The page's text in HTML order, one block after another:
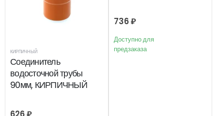
КИРПИЧНЫЙ
Соединитель
водосточной трубы
90мм, КИРПИЧНЫЙ
736₽
Доступно для
предзаказа